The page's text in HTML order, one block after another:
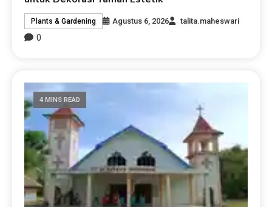
Plants & Gardening Agustus 6, 2026 talita.maheswari
0
4 MINS READ